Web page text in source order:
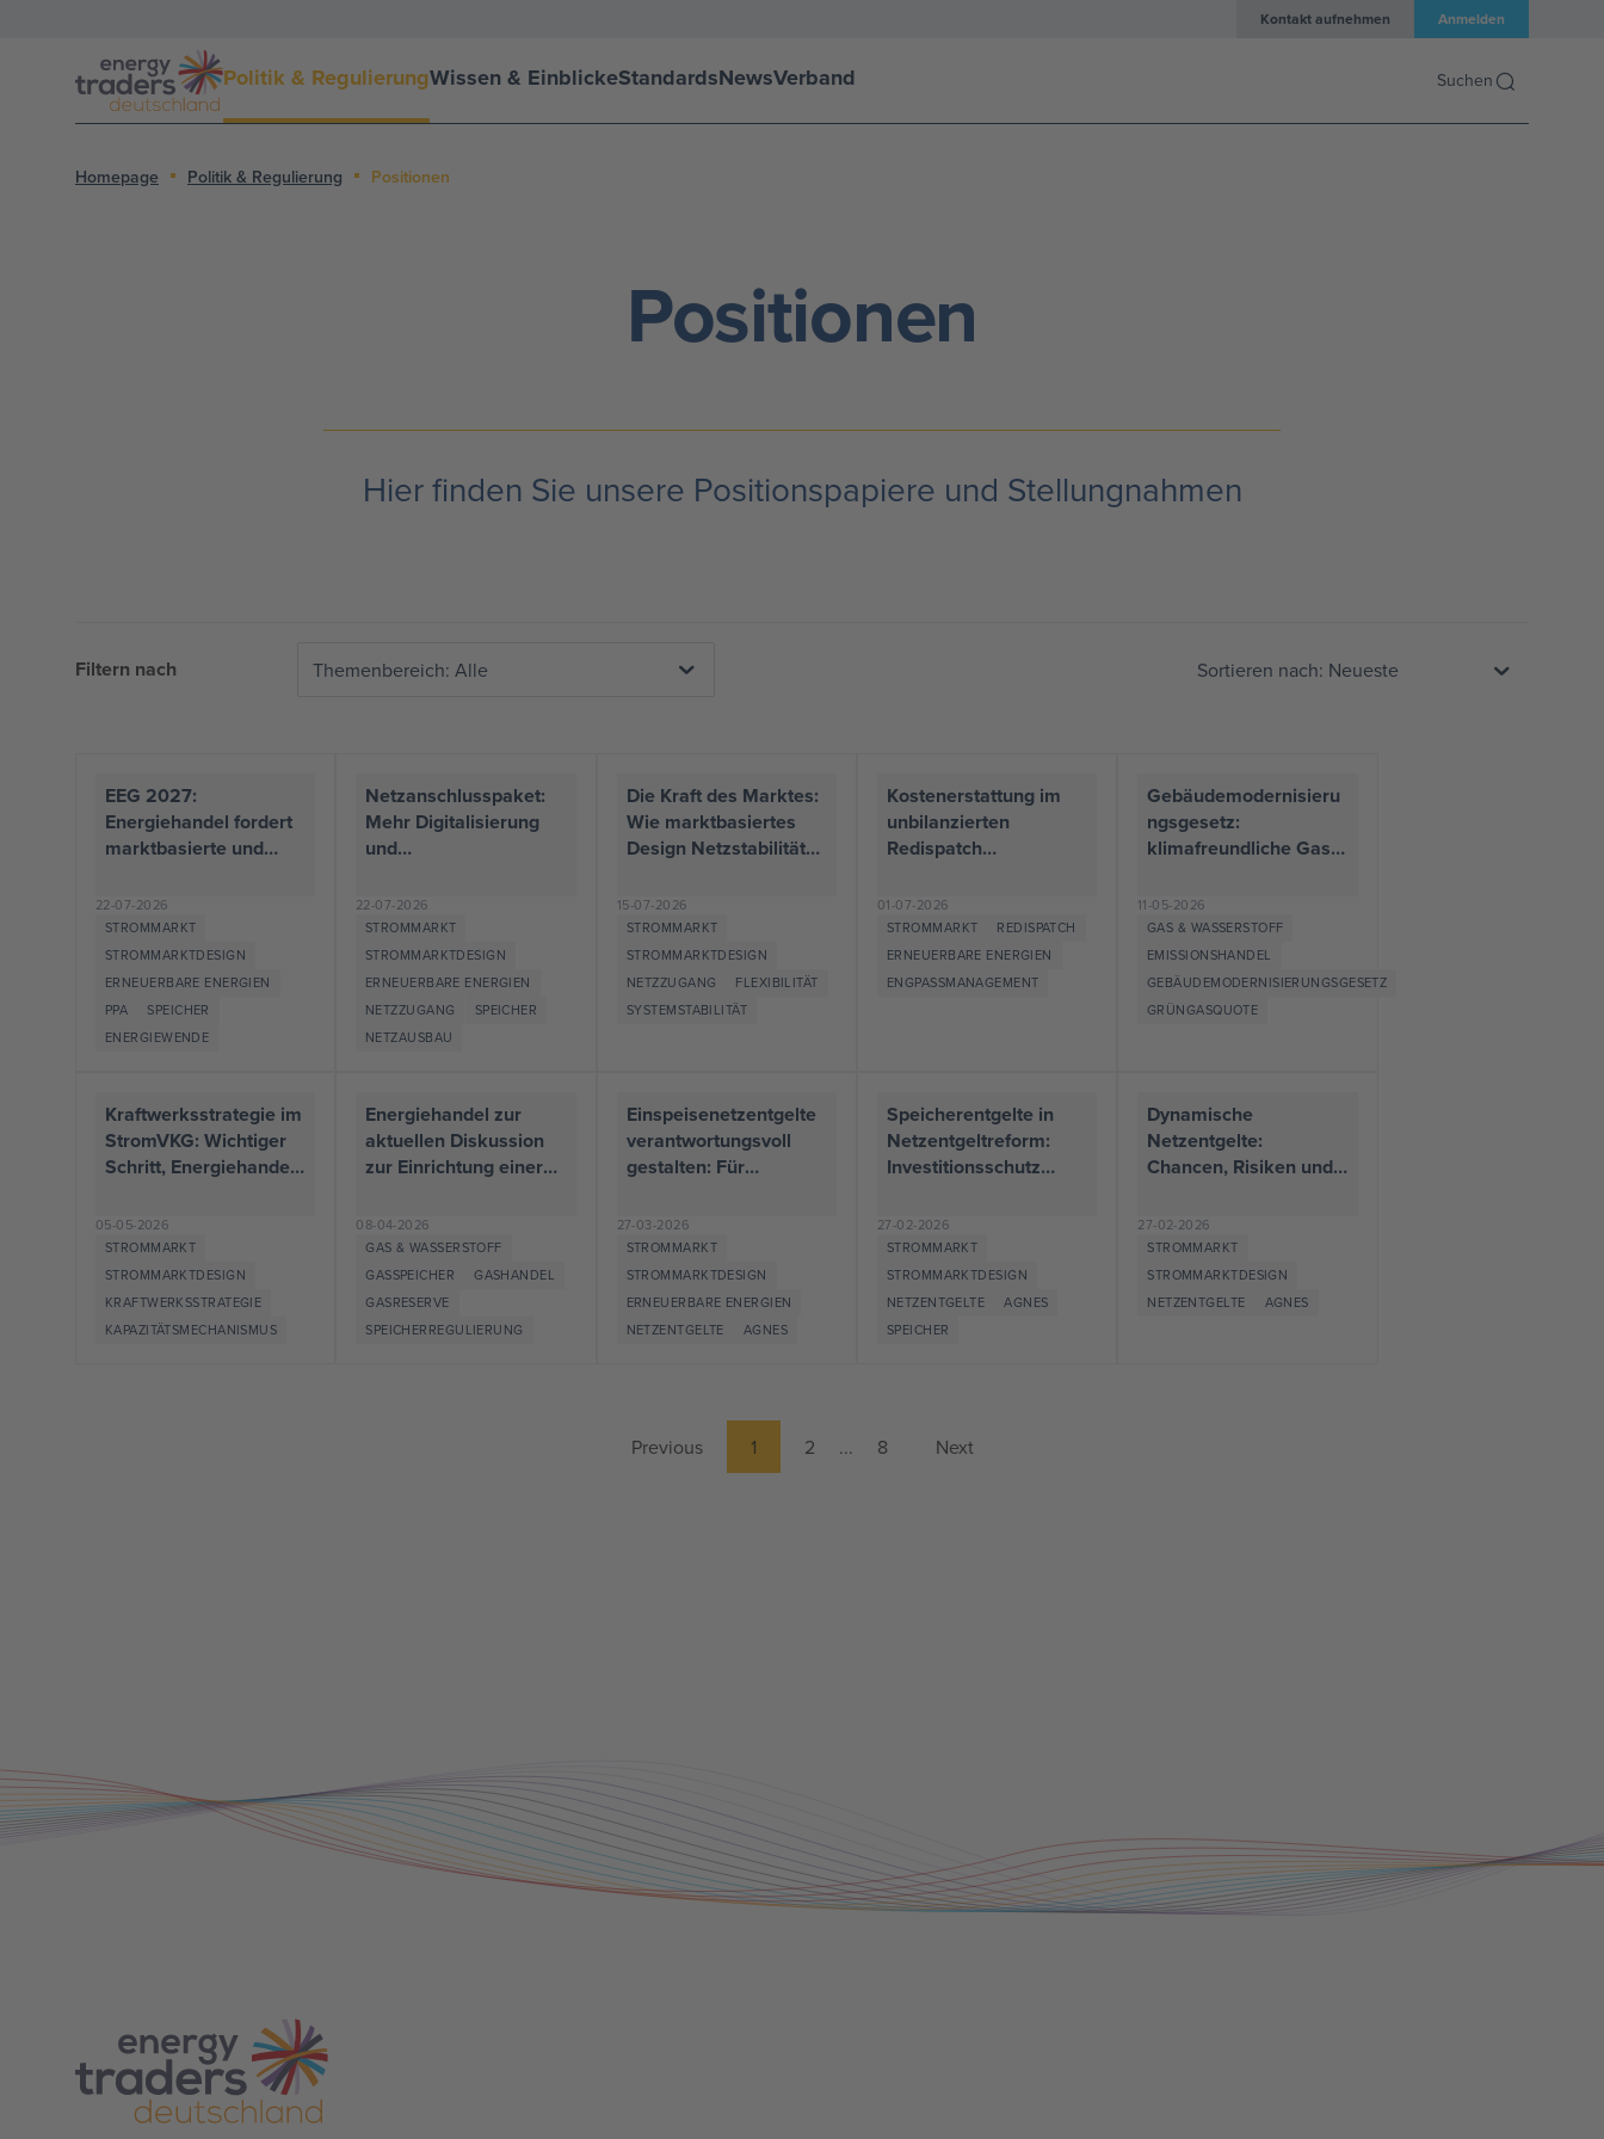
Kontakt aufnehmen Anmelden
Politik & RegulierungWissen & EinblickeStandardsNewsVerband Suchen
Homepage Politik & Regulierung Positionen
Positionen
Hier finden Sie unsere Positionspapiere und Stellungnahmen
Filtern nach Themenbereich: Alle Sortieren nach: Neueste
EEG 2027:
Energiehandel fordert
marktbasierte und
re Ausgestaltung der
Reform
22-07-2026
STROMMARKT
STROMMARKTDESIGN
ERNEUERBARE ENERGIEN
PPA
SPEICHER
ENERGIEWENDE
Netzanschlusspaket:
Mehr Digitalisierung
und
gefordert –
Energiehandel kritisiert
Redispatch-Vorbehalt
und unklare FCAs
22-07-2026
STROMMARKT
STROMMARKTDESIGN
ERNEUERBARE ENERGIEN
NETZZUGANG
SPEICHER
NETZAUSBAU
Die Kraft des Marktes:
Wie marktbasiertes
Design Netzstabilität
15-07-2026
STROMMARKT
STROMMARKTDESIGN
NETZZUGANG
FLEXIBILITÄT
SYSTEMSTABILITÄT
Kostenerstattung im
unbilanzierten
Redispatch
investitionsfreundlich
und systemeffizient
regeln
01-07-2026
STROMMARKT
REDISPATCH
ERNEUERBARE ENERGIEN
ENGPASSMANAGEMENT
Gebäudemodernisieru
ngsgesetz:
klimafreundliche Gase
integrieren, mit
europäischem
Zertifizierungs- &
Handelssystem
marktreif machen
11-05-2026
GAS & WASSERSTOFF
EMISSIONSHANDEL
GEBÄUDEMODERNISIERUNGSGESETZ
GRÜNGASQUOTE
Kraftwerksstrategie im
StromVKG: Wichtiger
Schritt, Energiehandel
Nachbesserungsbedar
f
05-05-2026
STROMMARKT
STROMMARKTDESIGN
KRAFTWERKSSTRATEGIE
KAPAZITÄTSMECHANISMUS
Energiehandel zur
aktuellen Diskussion
zur Einrichtung einer
Speicherreserve Gas
08-04-2026
GAS & WASSERSTOFF
GASSPEICHER
GASHANDEL
GASRESERVE
SPEICHERREGULIERUNG
Einspeisenetzentgelte
verantwortungsvoll
gestalten: Für
Investitionssicherheit
und Marktstabilität
27-03-2026
STROMMARKT
STROMMARKTDESIGN
ERNEUERBARE ENERGIEN
NETZENTGELTE
AGNES
Speicherentgelte in
Netzentgeltreform:
Investitionsschutz
Nutzungspotenziale
von Speichern erhalten
27-02-2026
STROMMARKT
STROMMARKTDESIGN
NETZENTGELTE
AGNES
SPEICHER
Dynamische
Netzentgelte:
Chancen, Risiken und
datenbasierter Kosten-
Nutzen-Analyse
27-02-2026
STROMMARKT
STROMMARKTDESIGN
NETZENTGELTE
AGNES
Previous 1 2 ... 8 Next